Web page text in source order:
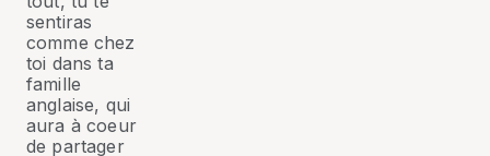
sentiras
comme chez
toi dans ta
famille
anglaise, qui
aura à coeur
de partager